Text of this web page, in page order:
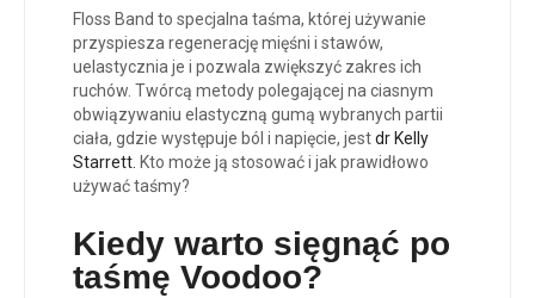
Floss Band to specjalna taśma, której używanie
przyspiesza regenerację mięśni i stawów,
uelastycznia je i pozwala zwiększyć zakres ich
ruchów. Twórcą metody polegającej na ciasnym
obwiązywaniu elastyczną gumą wybranych partii
ciała, gdzie występuje ból i napięcie, jestdr Kelly
Starrett. Kto może ją stosować i jak prawidłowo
używać taśmy?
Kiedy warto sięgnąć po
taśmę Voodoo?